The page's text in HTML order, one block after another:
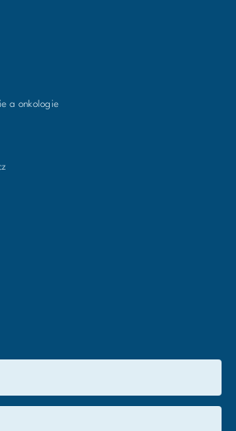
a onkologie